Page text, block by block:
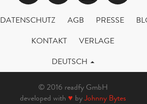
DATENSCHUTZ AGB PRESSE
KONTAKT
VERLAGE
DEUTSCH
© 2016 readfy GmbH
developed with ♥ byJohnny Bytes